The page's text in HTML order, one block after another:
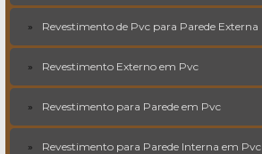
Revestimento de Pvc para Parede Externa
Revestimento Externo em Pvc
Revestimento para Parede em Pvc
Revestimento para Parede Interna em Pvc